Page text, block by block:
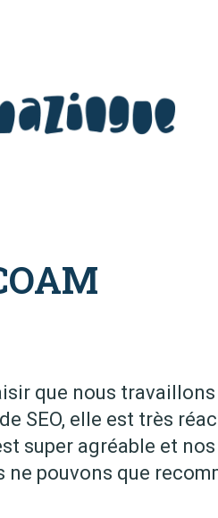
que nous
SEO, elle est très
super agréable et
pouvons que